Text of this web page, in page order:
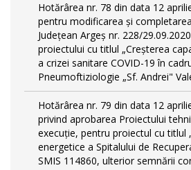
Hotărârea nr. 78 din data 12
pentru modificarea și
Județean Argeș nr. 228/
proiectului cu titlul „Creșterea
a crizei sanitare COVID-19 în
Pneumoftiziologie „Sf. Andrei"
Hotărârea nr. 79 din data 12
privind aprobarea Proiectului
execuție, pentru proiectul cu titlul
energetice a Spitalului de
SMIS 114860, ulterior semnării